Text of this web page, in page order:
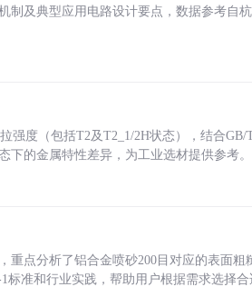
制及典型应用电路设计要点，数据参考自
强度（包括T2及T2_1/2H状态），结合GB/
下的金属特性差异，为工业选材提供参考。
重点分析了铝合金喷砂200目对应的表面粗
标准和行业实践，帮助用户根据需求选择合